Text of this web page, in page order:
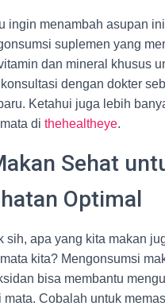
ingin menambah asupan
suplemen yang
dan mineral khusus
dengan dokter
Ketahui juga lebih
di thehealtheye.
Sehat
Optimal
sih, apa yang kita makan
kita? Mengonsumsi
bisa membantu
mata. Cobalah untuk